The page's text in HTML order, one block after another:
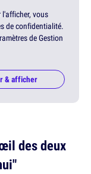
vous
de confidentialité.
de Gestion
& afficher
des deux